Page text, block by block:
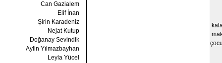
Can Gazialem
Elif İnan
Şirin Karadeniz
Nejat Kutup
Doğanay Sevindik
Aylin Yılmazbayhan
Leyla Yücel